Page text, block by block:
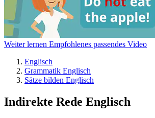
Weiter lernen Empfohlenes passendes Video
Englisch
Grammatik Englisch
Sätze bilden Englisch
Indirekte Rede Englisch